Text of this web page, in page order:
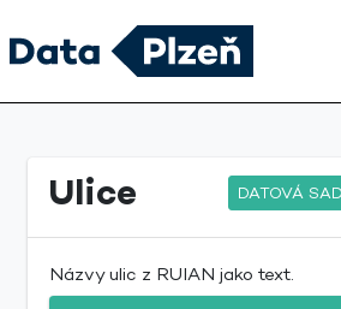
Ulice DATOVÁ
Názvy ulic z RUIAN jako text.